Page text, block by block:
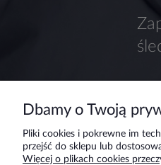
Pomoc
Dbamy o Twoją
Pliki cookies i pokrewne im
przejść do sklepu lub
Więcej o plikach cookies